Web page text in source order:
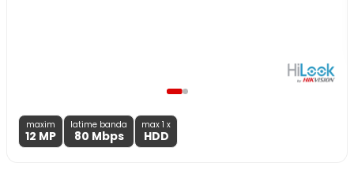
maxim
12 MP
latime banda
80 Mbps
max 1 x
HDD